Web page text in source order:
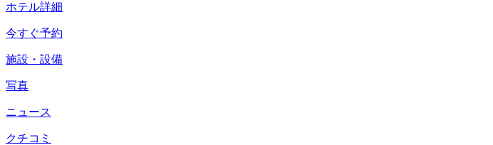
ホテル詳細
今すぐ予約
施設・設備
写真
ニュース
クチコミ